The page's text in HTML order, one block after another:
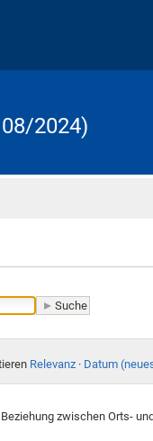
2024)
Relevanz · Datum
zwischen Orts-